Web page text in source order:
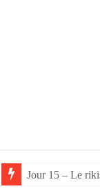
Jour 15 – Le
Jour 14 –